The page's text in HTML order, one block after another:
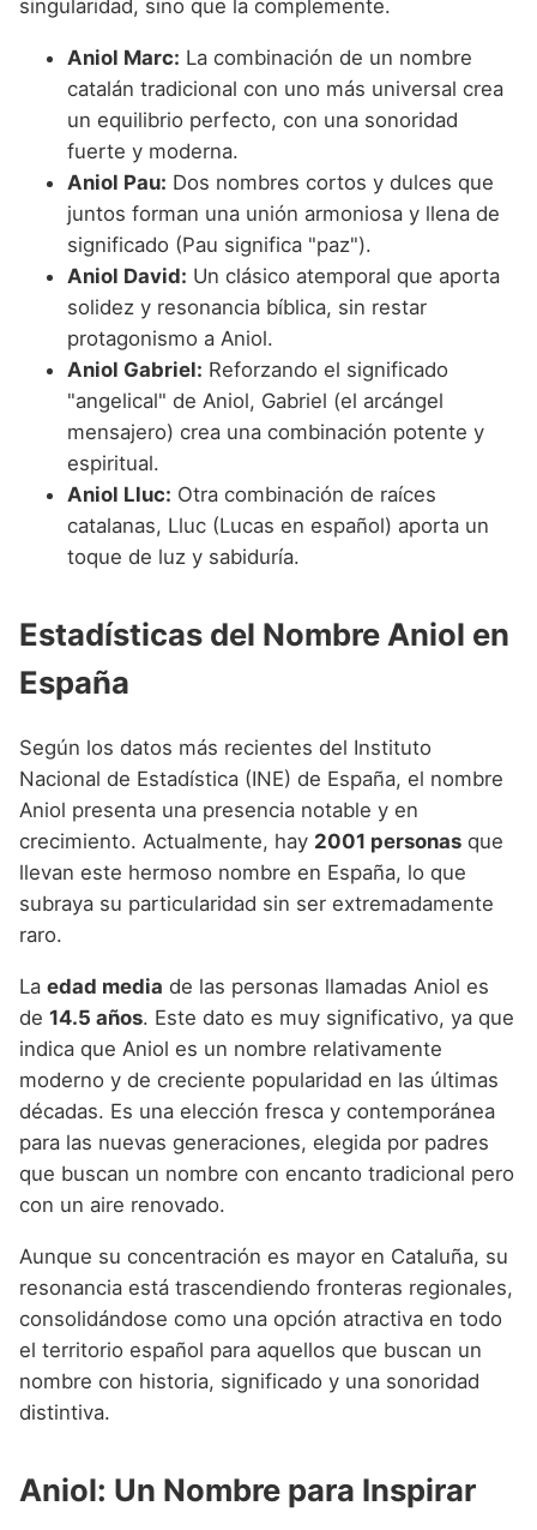
singularidad, sino que la complemente.
Aniol Marc: La combinación de un nombre
catalán tradicional con uno más universal crea
un equilibrio perfecto, con una sonoridad
fuerte y moderna.
Aniol Pau: Dos nombres cortos y dulces que
juntos forman una unión armoniosa y llena de
significado (Pau significa "paz").
Aniol David: Un clásico atemporal que aporta
solidez y resonancia bíblica, sin restar
protagonismo a Aniol.
Aniol Gabriel: Reforzando el significado
"angelical" de Aniol, Gabriel (el arcángel
mensajero) crea una combinación potente y
espiritual.
Aniol Lluc: Otra combinación de raíces
catalanas, Lluc (Lucas en español) aporta un
toque de luz y sabiduría.
Estadísticas del Nombre Aniol en
España
Según los datos más recientes del Instituto
Nacional de Estadística (INE) de España, el nombre
Aniol presenta una presencia notable y en
crecimiento. Actualmente, hay 2001 personas que
llevan este hermoso nombre en España, lo que
subraya su particularidad sin ser extremadamente
raro.
La edad media de las personas llamadas Aniol es
de 14.5 años. Este dato es muy significativo, ya que
indica que Aniol es un nombre relativamente
moderno y de creciente popularidad en las últimas
décadas. Es una elección fresca y contemporánea
para las nuevas generaciones, elegida por padres
que buscan un nombre con encanto tradicional pero
con un aire renovado.
Aunque su concentración es mayor en Cataluña, su
resonancia está trascendiendo fronteras regionales,
consolidándose como una opción atractiva en todo
el territorio español para aquellos que buscan un
nombre con historia, significado y una sonoridad
distintiva.
Aniol: Un Nombre para Inspirar